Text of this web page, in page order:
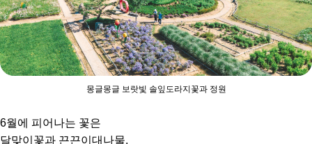
몽글몽글 보랏빛 솔잎도라지꽃과 정원
6월에 피어나는 꽃은
달맞이꽃과 끈끈이대나물,